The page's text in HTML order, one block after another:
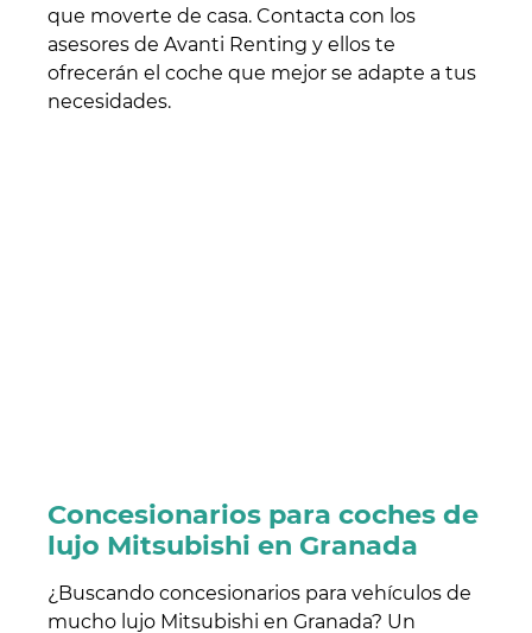
que moverte de casa. Contacta con los
asesores de Avanti Renting y ellos te
ofrecerán el coche que mejor se adapte a tus
necesidades.
Concesionarios para coches de
lujo Mitsubishi en Granada
¿Buscando concesionarios para vehículos de
mucho lujo Mitsubishi en Granada? Un